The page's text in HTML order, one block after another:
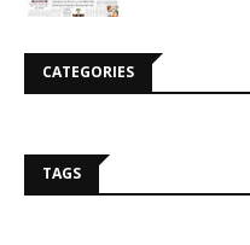
CATEGORIES
TAGS